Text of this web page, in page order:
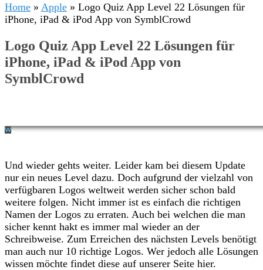
Home » Apple » Logo Quiz App Level 22 Lösungen für
iPhone, iPad & iPod App von SymblCrowd
Logo Quiz App Level 22 Lösungen für
iPhone, iPad & iPod App von
SymblCrowd
Und wieder gehts weiter. Leider kam bei diesem Update
nur ein neues Level dazu. Doch aufgrund der vielzahl von
verfügbaren Logos weltweit werden sicher schon bald
weitere folgen. Nicht immer ist es einfach die richtigen
Namen der Logos zu erraten. Auch bei welchen die man
sicher kennt hakt es immer mal wieder an der
Schreibweise. Zum Erreichen des nächsten Levels benötigt
man auch nur 10 richtige Logos. Wer jedoch alle Lösungen
wissen möchte findet diese auf unserer Seite hier.